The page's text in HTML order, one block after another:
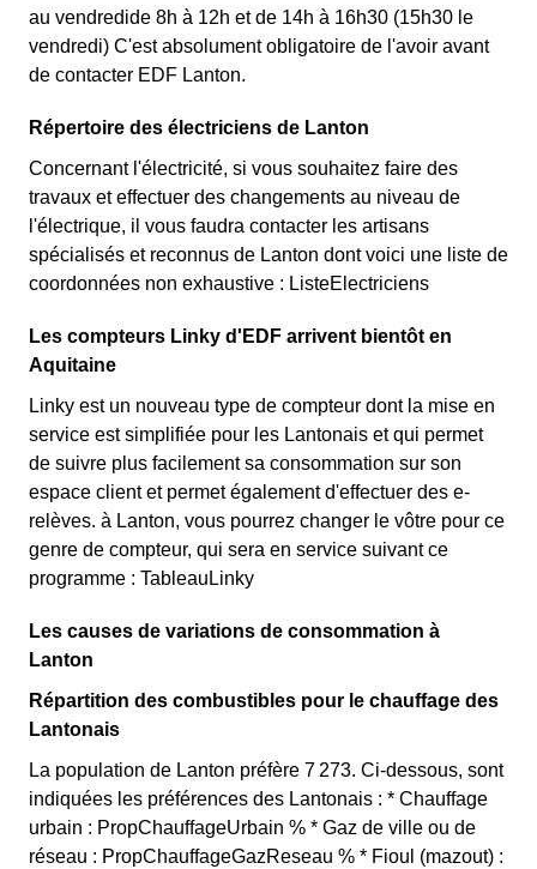
au vendredide 8h à 12h et de 14h à 16h30 (15h30 le
vendredi) C'est absolument obligatoire de l'avoir avant
de contacter EDF Lanton.
Répertoire des électriciens de Lanton
Concernant l'électricité, si vous souhaitez faire des
travaux et effectuer des changements au niveau de
l'électrique, il vous faudra contacter les artisans
spécialisés et reconnus de Lanton dont voici une liste de
coordonnées non exhaustive : ListeElectriciens
Les compteurs Linky d'EDF arrivent bientôt en
Aquitaine
Linky est un nouveau type de compteur dont la mise en
service est simplifiée pour les Lantonais et qui permet
de suivre plus facilement sa consommation sur son
espace client et permet également d'effectuer des e-
relèves. à Lanton, vous pourrez changer le vôtre pour ce
genre de compteur, qui sera en service suivant ce
programme : TableauLinky
Les causes de variations de consommation à
Lanton
Répartition des combustibles pour le chauffage des
Lantonais
La population de Lanton préfère 7 273. Ci-dessous, sont
indiquées les préférences des Lantonais : * Chauffage
urbain : PropChauffageUrbain % * Gaz de ville ou de
réseau : PropChauffageGazReseau % * Fioul (mazout) :